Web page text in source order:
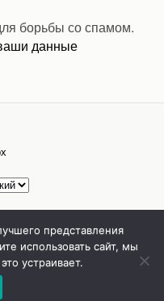
борьбы со спамом.
данные
Компьютерная
Сумы, детская стоматология в
Сумы
представления
использовать сайт, мы
устраивает.